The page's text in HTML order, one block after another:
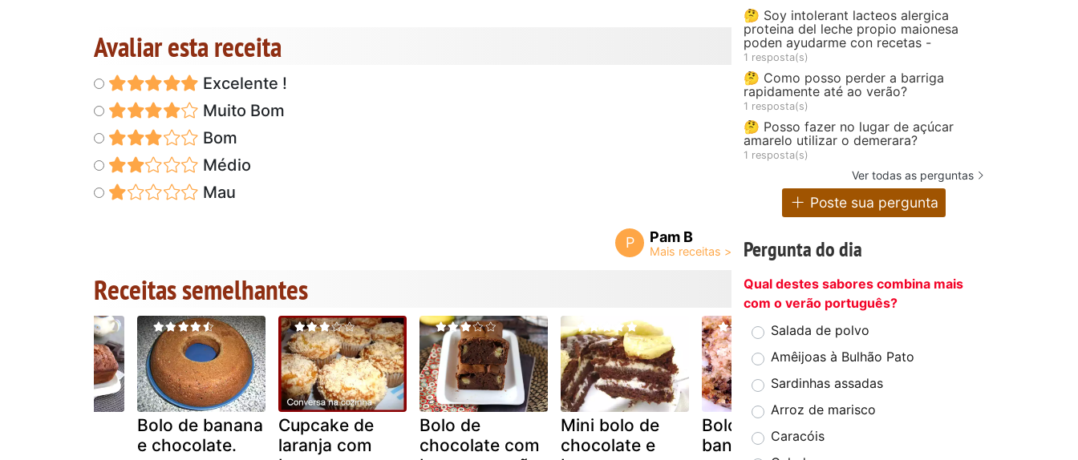
Avaliar esta receita
Excelente !
Muito Bom
Bom
Médio
Mau
P Pam B
Receitas semelhantes
Bolo de banana
e chocolate.
Cupcake de
laranja com
Bolo de
chocolate com
Mini bolo de
chocolate e
Bolo de
banana, canela
🤔 Soy intolerant lacteos alergica
proteina del leche propio maionesa
poden ayudarme con recetas -
1 resposta(s)
🤔 Como posso perder a barriga
rapidamente até ao verão?
1 resposta(s)
🤔 Posso fazer no lugar de açúcar
amarelo utilizar o demerara?
1 resposta(s)
Ver todas as perguntas
Poste sua pergunta
Pergunta do dia
Qual destes sabores combina mais
com o verão português?
Salada de polvo
Amêijoas à Bulhão Pato
Sardinhas assadas
Arroz de marisco
Caracóis